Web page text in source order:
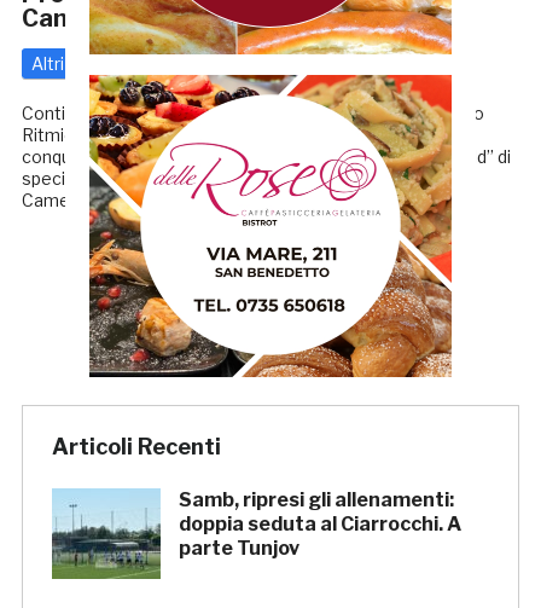
Camerino
Altri
Continua il trend positivo della società sportiva “Progetto
Ritmica San Benedetto”, che con le sue ginnaste ha
conquistato ottimi risultati al Campionato Regionale “Gold” di
specialità della Federazione Ginnastica d’Italia svoltosi a
Camerino. Nella categoria […]
← Precedenti 1 2 3
Articoli Recenti
Samb, ripresi gli allenamenti:
doppia seduta al Ciarrocchi. A
parte Tunjov